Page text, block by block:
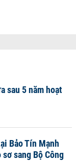
sau 5 năm hoạt
Bảo Tín Mạnh
sang Bộ Công